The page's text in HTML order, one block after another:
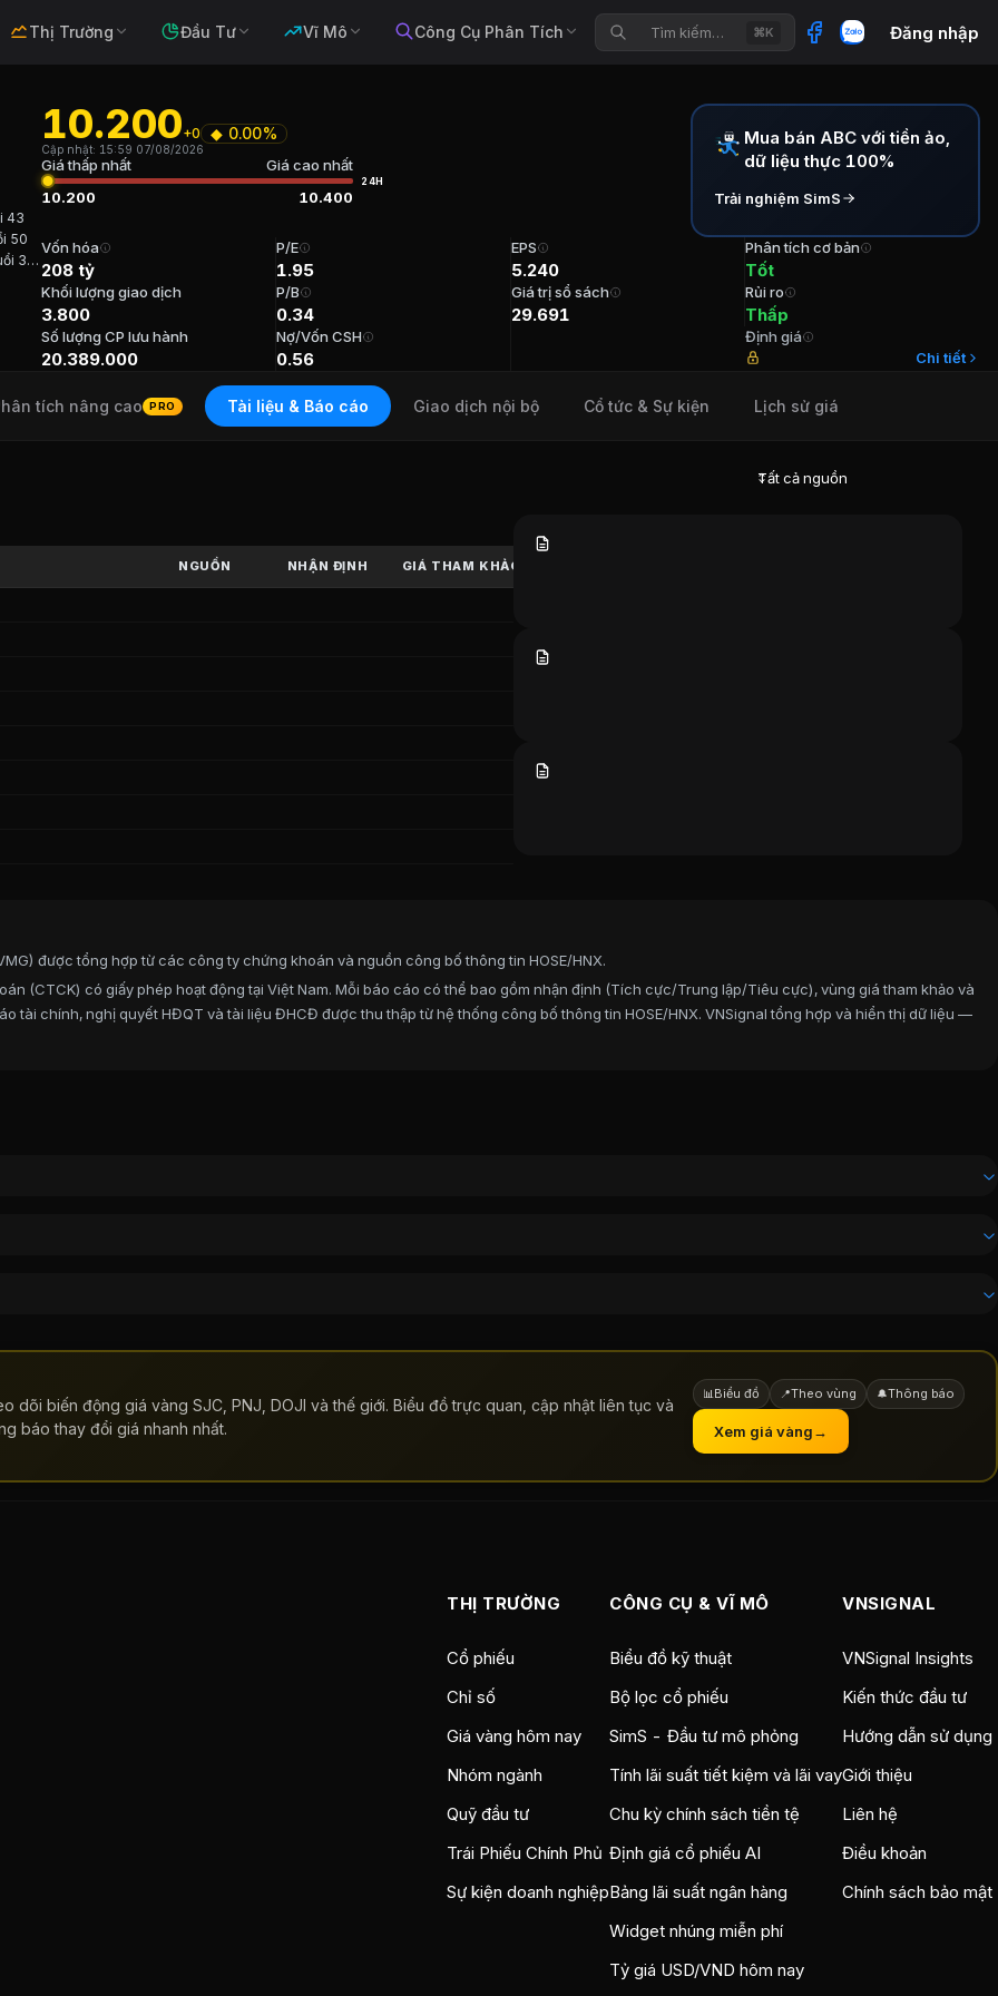
Thị Trường Đầu Tư Vĩ Mô Công Cụ Phân Tích Tìm kiếm… ⌘K Đăng nhập
thong VMG
thông di động
VMG
Nam Tuổi 43 Cổ phần (-) Năm bắt đầu N/A TVHĐQT Ông Hoàng Trí Cường Tuổi 50 Cổ phần (-) Năm bắt
VMG
43
50
39
10.200+0 ◆ 0.00%
Cập nhật: 15:59 07/08/2026
Giá thấp nhất
Giá cao nhất
10.200
10.400
24H
Mua bán ABC với tiền ảo,
dữ liệu thực 100%
Trải nghiệm SimS
Vốn hóa
208 tỷ
Khối lượng giao dịch
3.800
Số lượng CP lưu hành
20.389.000
P/E
1.95
P/B
0.34
Nợ/Vốn CSH
0.56
EPS
5.240
Giá trị sổ sách
29.691
Phân tích cơ bản
Tốt
Rủi ro
Thấp
Định giá
Chi tiết
tích nâng cao PRO Tài liệu & Báo cáo Giao dịch nội bộ Cổ tức & Sự kiện Lịch sử giá
Truyen thong VMG) trên sàn UPCOMtừ các công ty chứng khoán hàng đầu Việt Nam. Bao gồm phân loại đánh
NGUỒN NHẬN ĐỊNH GIÁ THAM KHẢO
được tổng hợp từ các công ty chứng khoán và nguồn công bố thông tin HOSE/HNX.
(CTCK) có giấy phép hoạt động tại Việt Nam. Mỗi báo cáo có thể bao gồm nhận định (Tích cực/Trung lập/Tiêu cực), vùng giá tham khảo và
tài chính, nghị quyết HĐQT và tài liệu ĐHCĐ được thu thập từ hệ thống công bố thông tin HOSE/HNX. VNSignal tổng hợp và hiển thị dữ liệu —
dõi biến động giá vàng SJC, PNJ, DOJI và thế giới. Biểu đồ trực quan, cập nhật liên tục và
báo thay đổi giá nhanh nhất.
📊 Biểu đồ 📍Theo vùng 🔔Thông báo
Xem giá vàng→
THỊ TRƯỜNG
Cổ phiếu
Chỉ số
Giá vàng hôm nay
Nhóm ngành
Quỹ đầu tư
Trái Phiếu Chính Phủ
Sự kiện doanh nghiệp
CÔNG CỤ & VĨ MÔ
Biểu đồ kỹ thuật
Bộ lọc cổ phiếu
SimS - Đầu tư mô phỏng
Tính lãi suất tiết kiệm và lãi vay
Chu kỳ chính sách tiền tệ
Định giá cổ phiếu AI
Bảng lãi suất ngân hàng
Widget nhúng miễn phí
Tỷ giá USD/VND hôm nay
VNSIGNAL
VNSignal Insights
Kiến thức đầu tư
Hướng dẫn sử dụng
Giới thiệu
Liên hệ
Điều khoản
Chính sách bảo mật